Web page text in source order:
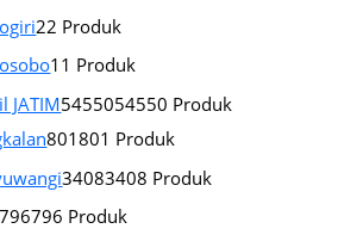
22 Produk
1 1 Produk
JATIM5455054550 Produk
801801 Produk
34083408 Produk
796796 Produk